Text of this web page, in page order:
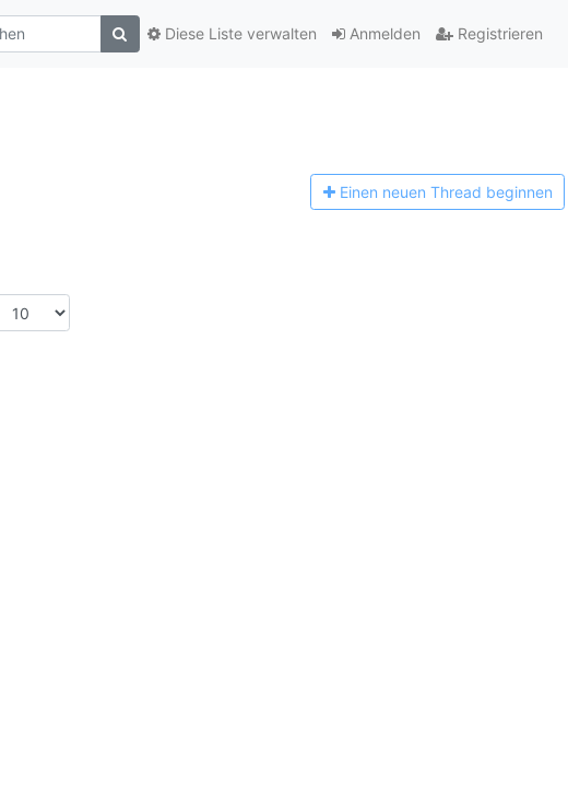
Anmelden Registrieren
Diese Liste verwalten
Einen neuen Thread beginnen